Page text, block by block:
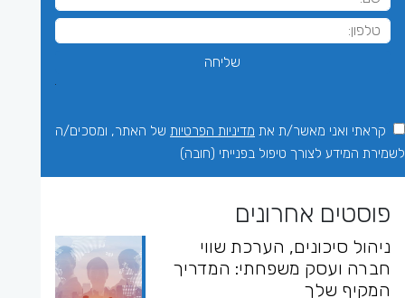
קראתי ואני מאשר/ת את מדיניות הפרטיות של האתר, ומסכים/ה
לשמירת המידע לצורך טיפול בפנייתי (חובה)
פוסטים אחרונים
ניהול סיכונים, הערכת שווי
חברה ועסק משפחתי: המדריך
המקיף שלך